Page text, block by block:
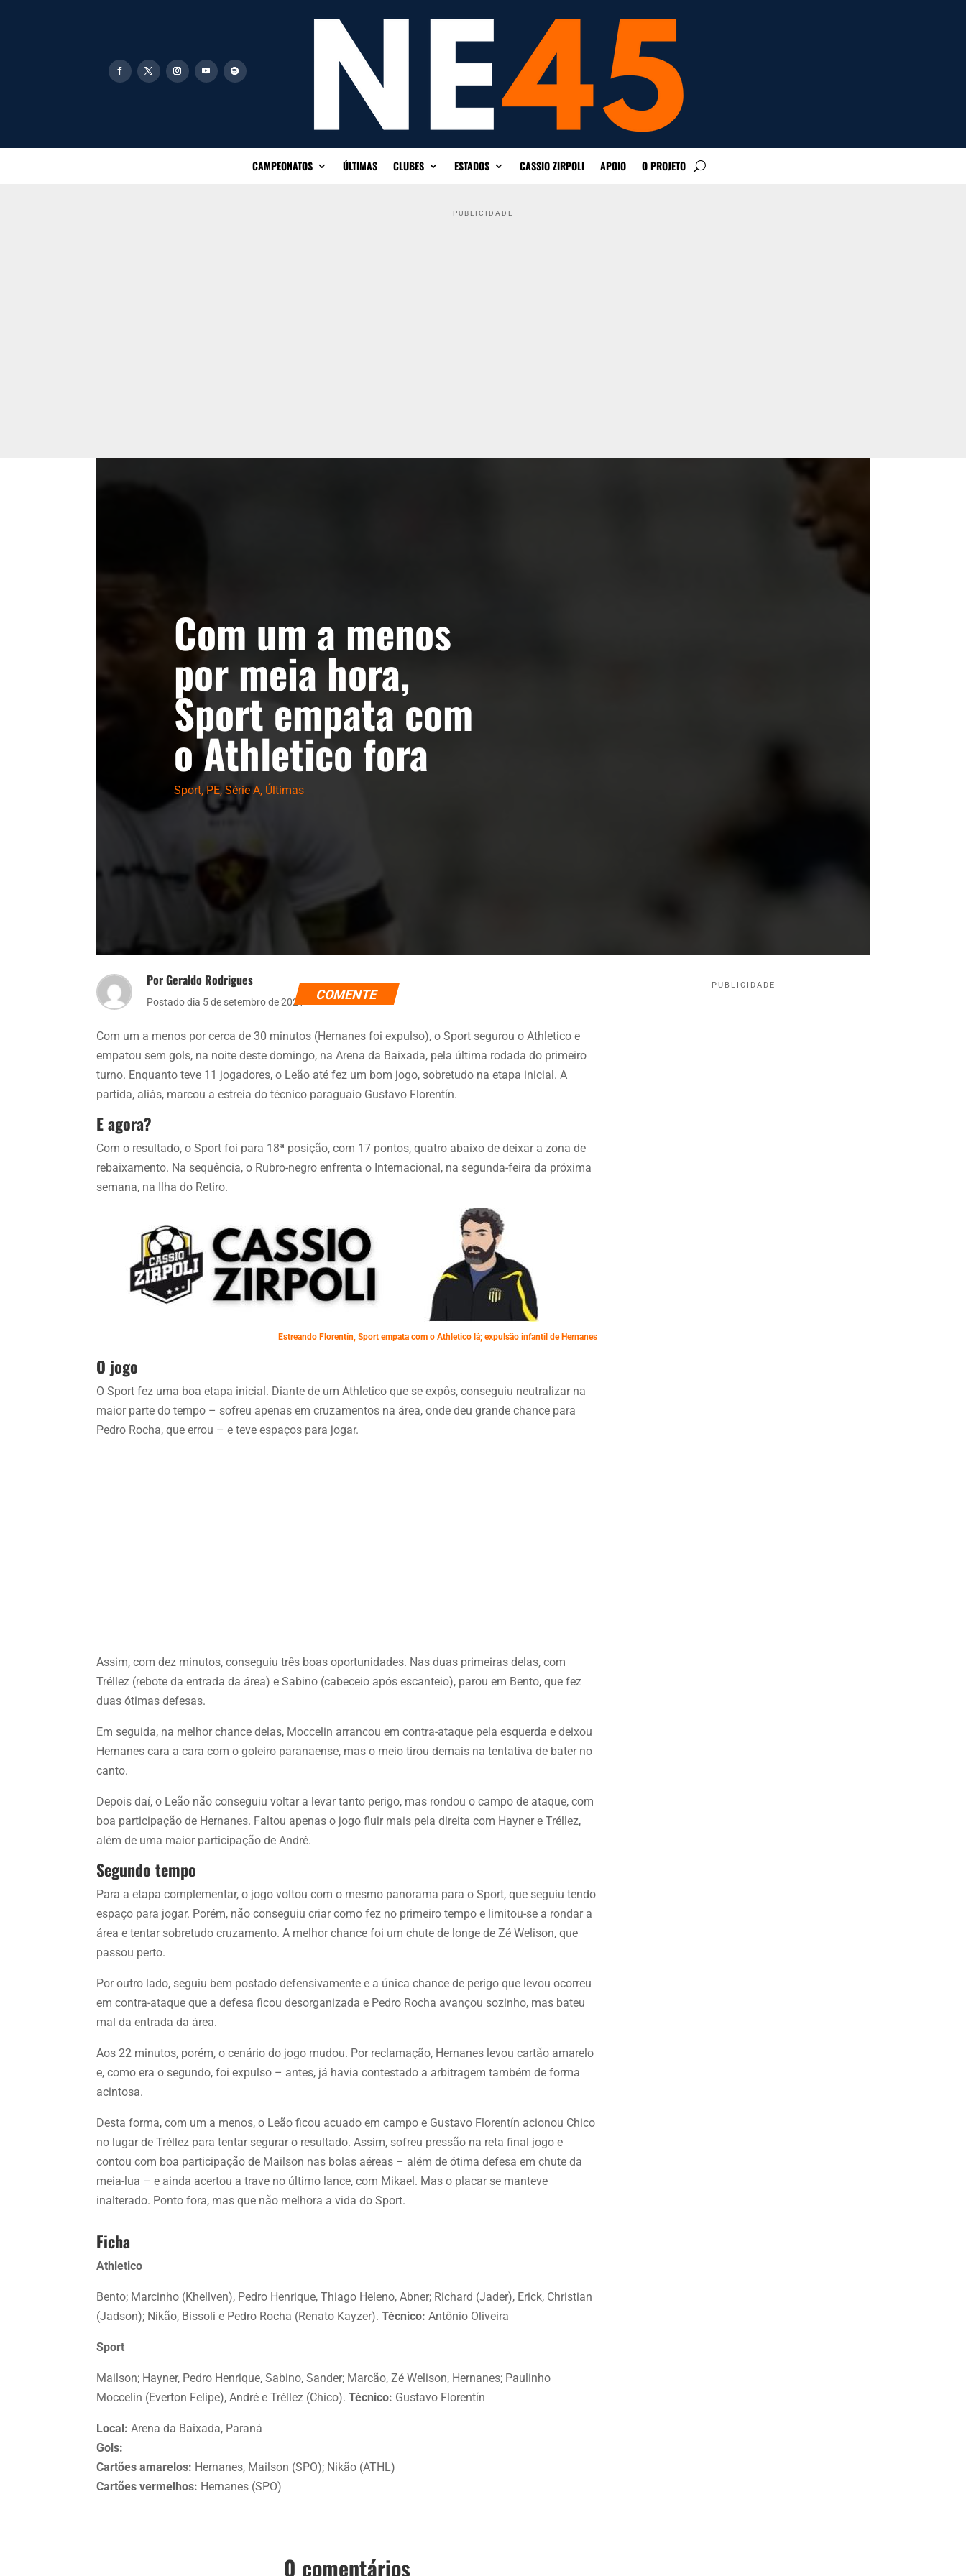
CAMPEONATOS ÚLTIMAS CLUBES ESTADOS CASSIO ZIRPOLI APOIO O PROJETO
PUBLICIDADE
Com um a menos
por meia hora,
Sport empata com
o Athletico fora
Sport,PE, Série A, Últimas
Por Geraldo Rodrigues
Postado dia 5 de setembro de 2021 COMENTE
Com um a menos por cerca de 30 minutos (Hernanes foi expulso), o Sport segurou o Athletico e
empatou sem gols, na noite deste domingo, na Arena da Baixada, pela última rodada do primeiro
turno. Enquanto teve 11 jogadores, o Leão até fez um bom jogo, sobretudo na etapa inicial. A
partida, aliás, marcou a estreia do técnico paraguaio Gustavo Florentín.
E agora?
Com o resultado, o Sport foi para 18ª posição, com 17 pontos, quatro abaixo de deixar a zona de
rebaixamento. Na sequência, o Rubro-negro enfrenta o Internacional, na segunda-feira da próxima
semana, na Ilha do Retiro.
Estreando Florentín, Sport empata com o Athletico lá; expulsão infantil de Hernanes
O jogo
O Sport fez uma boa etapa inicial. Diante de um Athletico que se expôs, conseguiu neutralizar na
maior parte do tempo – sofreu apenas em cruzamentos na área, onde deu grande chance para
Pedro Rocha, que errou – e teve espaços para jogar.
Assim, com dez minutos, conseguiu três boas oportunidades. Nas duas primeiras delas, com
Tréllez (rebote da entrada da área) e Sabino (cabeceio após escanteio), parou em Bento, que fez
duas ótimas defesas.
Em seguida, na melhor chance delas, Moccelin arrancou em contra-ataque pela esquerda e deixou
Hernanes cara a cara com o goleiro paranaense, mas o meio tirou demais na tentativa de bater no
canto.
Depois daí, o Leão não conseguiu voltar a levar tanto perigo, mas rondou o campo de ataque, com
boa participação de Hernanes. Faltou apenas o jogo fluir mais pela direita com Hayner e Tréllez,
além de uma maior participação de André.
Segundo tempo
Para a etapa complementar, o jogo voltou com o mesmo panorama para o Sport, que seguiu tendo
espaço para jogar. Porém, não conseguiu criar como fez no primeiro tempo e limitou-se a rondar a
área e tentar sobretudo cruzamento. A melhor chance foi um chute de longe de Zé Welison, que
passou perto.
Por outro lado, seguiu bem postado defensivamente e a única chance de perigo que levou ocorreu
em contra-ataque que a defesa ficou desorganizada e Pedro Rocha avançou sozinho, mas bateu
mal da entrada da área.
Aos 22 minutos, porém, o cenário do jogo mudou. Por reclamação, Hernanes levou cartão amarelo
e, como era o segundo, foi expulso – antes, já havia contestado a arbitragem também de forma
acintosa.
Desta forma, com um a menos, o Leão ficou acuado em campo e Gustavo Florentín acionou Chico
no lugar de Tréllez para tentar segurar o resultado. Assim, sofreu pressão na reta final jogo e
contou com boa participação de Mailson nas bolas aéreas – além de ótima defesa em chute da
meia-lua – e ainda acertou a trave no último lance, com Mikael. Mas o placar se manteve
inalterado. Ponto fora, mas que não melhora a vida do Sport.
Ficha
Athletico
Bento; Marcinho (Khellven), Pedro Henrique, Thiago Heleno, Abner; Richard (Jader), Erick, Christian
(Jadson); Nikão, Bissoli e Pedro Rocha (Renato Kayzer).Técnico: Antônio Oliveira
Sport
Mailson; Hayner, Pedro Henrique, Sabino, Sander; Marcão, Zé Welison, Hernanes; Paulinho
Moccelin (Everton Felipe), André e Tréllez (Chico).Técnico: Gustavo Florentín
Local: Arena da Baixada, Paraná
Gols:
Cartões amarelos: Hernanes, Mailson (SPO); Nikão (ATHL)
Cartões vermelhos: Hernanes (SPO)
0 comentários
PUBLICIDADE